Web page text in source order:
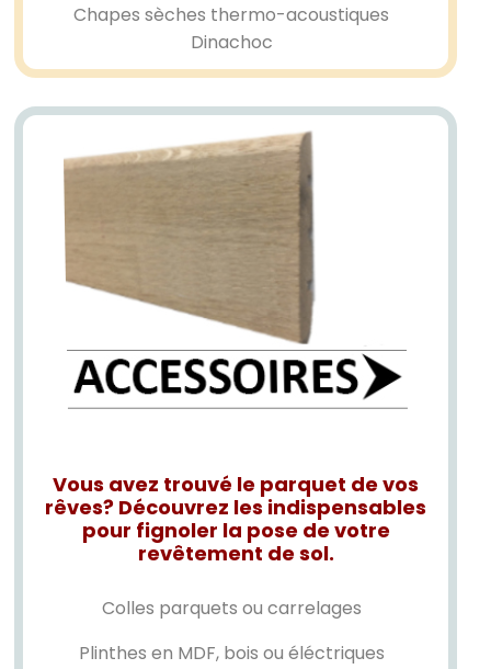
Chapes sèches thermo-acoustiques
Dinachoc
Vous avez trouvé le parquet de vos
rêves? Découvrez les indispensables
pour fignoler la pose de votre
revêtement de sol.
Colles parquets ou carrelages
Plinthes en MDF, bois ou éléctriques